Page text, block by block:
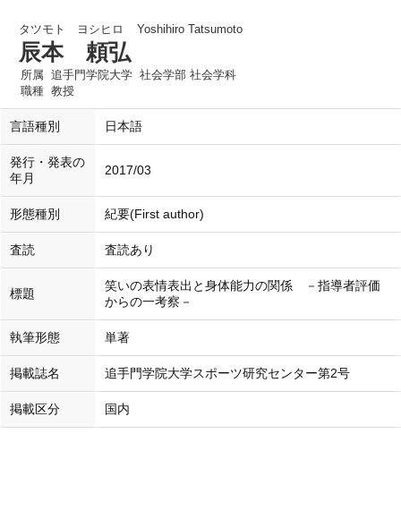
タツモト ヨシヒロ Yoshihiro Tatsumoto
辰本 頼弘
所属 追手門学院大学 社会学部 社会学科
職種 教授
言語種別 日本語
発行・発表の
年月
2017/03
形態種別 紀要(First author)
査読 査読あり
標題
笑いの表情表出と身体能力の関係 －指導者評価
からの一考察－
執筆形態 単著
掲載誌名 追手門学院大学スポーツ研究センター第2号
掲載区分 国内